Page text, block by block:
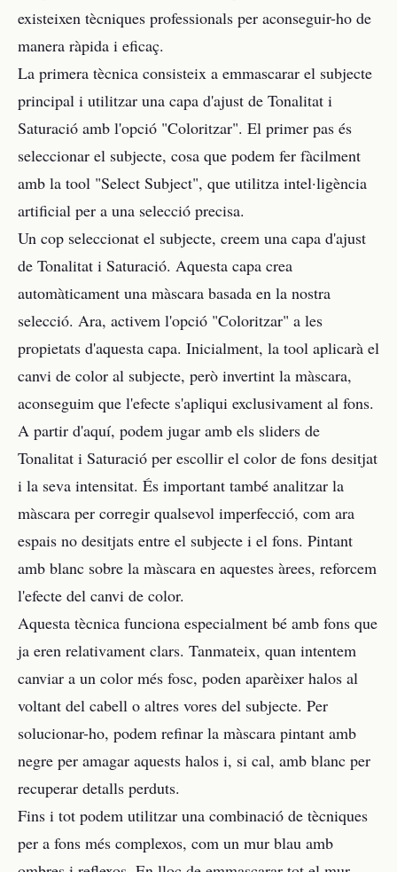
existeixen tècniques professionals per aconseguir-ho de
manera ràpida i eficaç.
La primera tècnica consisteix a emmascarar el subjecte
principal i utilitzar una capa d'ajust de Tonalitat i
Saturació amb l'opció "Coloritzar". El primer pas és
seleccionar el subjecte, cosa que podem fer fàcilment
amb la tool "Select Subject", que utilitza intel·ligència
artificial per a una selecció precisa.
Un cop seleccionat el subjecte, creem una capa d'ajust
de Tonalitat i Saturació. Aquesta capa crea
automàticament una màscara basada en la nostra
selecció. Ara, activem l'opció "Coloritzar" a les
propietats d'aquesta capa. Inicialment, la tool aplicarà el
canvi de color al subjecte, però invertint la màscara,
aconseguim que l'efecte s'apliqui exclusivament al fons.
A partir d'aquí, podem jugar amb els sliders de
Tonalitat i Saturació per escollir el color de fons desitjat
i la seva intensitat. És important també analitzar la
màscara per corregir qualsevol imperfecció, com ara
espais no desitjats entre el subjecte i el fons. Pintant
amb blanc sobre la màscara en aquestes àrees, reforcem
l'efecte del canvi de color.
Aquesta tècnica funciona especialment bé amb fons que
ja eren relativament clars. Tanmateix, quan intentem
canviar a un color més fosc, poden aparèixer halos al
voltant del cabell o altres vores del subjecte. Per
solucionar-ho, podem refinar la màscara pintant amb
negre per amagar aquests halos i, si cal, amb blanc per
recuperar detalls perduts.
Fins i tot podem utilitzar una combinació de tècniques
per a fons més complexos, com un mur blau amb